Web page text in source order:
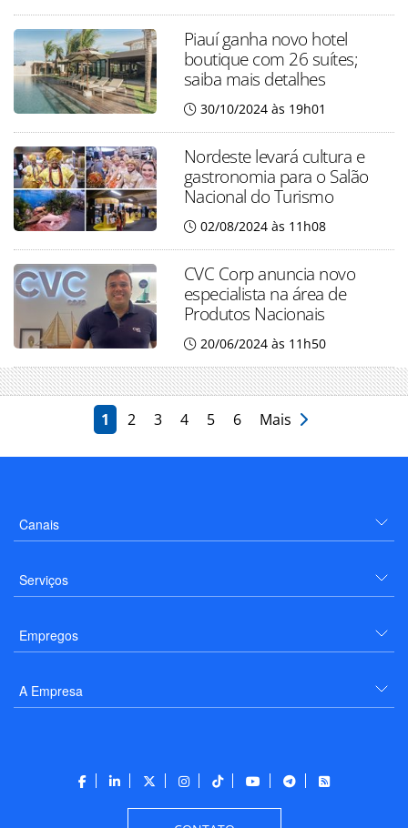
Piauí ganha novo hotel
boutique com 26 suítes;
saiba mais detalhes
30/10/2024 às 19h01
Nordeste levará cultura e
gastronomia para o Salão
Nacional do Turismo
02/08/2024 às 11h08
CVC Corp anuncia novo
especialista na área de
Produtos Nacionais
20/06/2024 às 11h50
1 2 3 4 5 6 Mais
Canais
Serviços
Empregos
A Empresa